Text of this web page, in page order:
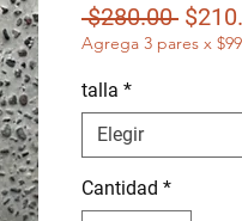
$280.00
Agrega 3 pares x
talla *
Elegir
Cantidad *